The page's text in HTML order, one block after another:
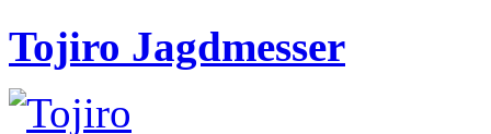
Tojiro Jagdmesser